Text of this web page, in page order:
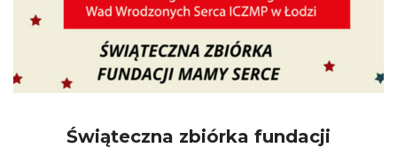
Świąteczna zbiórka fundacji